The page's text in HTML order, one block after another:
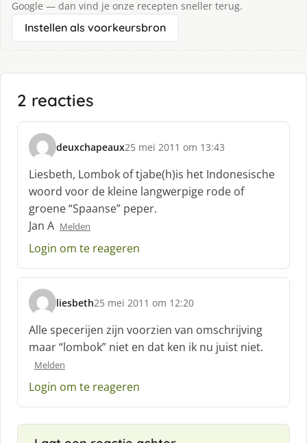
Google — dan vind je onze recepten sneller terug.
Instellen als voorkeursbron
2 reacties
deuxchapeaux
s
c
h
r
e
e
:
25 mei 2011 om 13:43
Liesbeth, Lombok of tjabe(h)is het Indonesische
woord voor de kleine langwerpige rode of
groene “Spaanse” peper.
Jan A Melden
Login om te reageren
liesbeth
s
c
h
r
e
:
25 mei 2011 om 12:20
Alle specerijen zijn voorzien van omschrijving
maar “lombok” niet en dat ken ik nu juist niet.
Melden
Login om te reageren